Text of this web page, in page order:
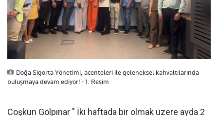
Doğa Sigorta Yönetimi, acenteleri ile geleneksel kahvaltılarında
buluşmaya devam ediyor! - 1. Resim
Coşkun Gölpınar " İki haftada bir olmak üzere ayda 2